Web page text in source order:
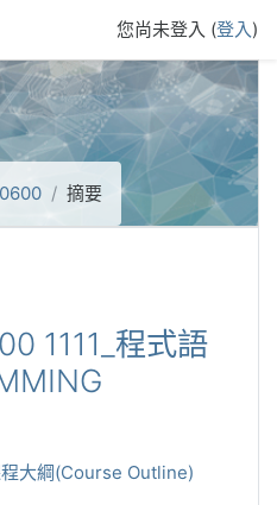
您尚未登入 (登入)
摘要
1111_程式語
大綱(Course Outline)